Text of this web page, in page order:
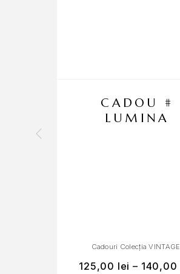
CADOU #
LUMINA
Cadouri Colecția VINTAGE
125,00 lei – 140,00